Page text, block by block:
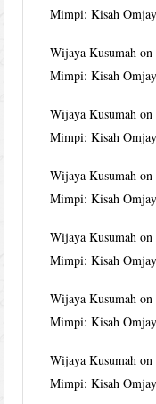
Mimpi: Kisah
Wijaya Kusumah on
Mimpi: Kisah
Wijaya Kusumah on
Mimpi: Kisah
Wijaya Kusumah on
Mimpi: Kisah
Wijaya Kusumah on
Mimpi: Kisah
Wijaya Kusumah on
Mimpi: Kisah
Wijaya Kusumah on
Mimpi: Kisah